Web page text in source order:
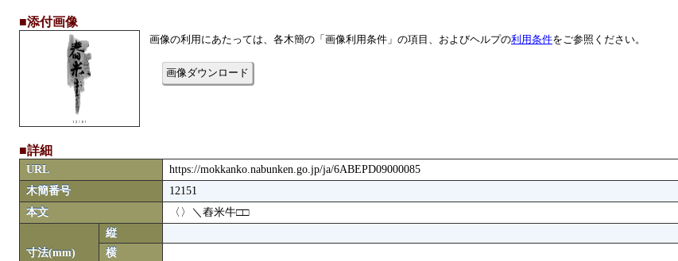
■添付画像
画像の利用にあたっては、各木簡の「画像利用条件」の項目、およびヘルプの利用条件をご参照ください。
画像ダウンロード
■詳細
URL
https://mokkanko.nabunken.go.jp/ja/6ABEPD09000085
木簡番号
12151
本文
〈〉＼舂米牛□□
寸法(mm)
縦
横